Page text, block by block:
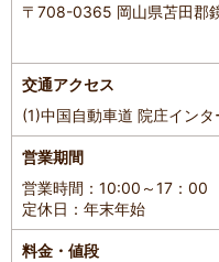
苺大福ができたらスタッフ
ピザ生地は焼成されている
机に戻って苺をゆで卵スラ
ッピング用の生クリームや
みで、という流れでした。
で鶏のとさかみたいな形の
がおススメとスタッフさんに
サラダバーも利用できたよ
暗鬼とお腹に余裕がなく利用
〒708-0365 岡山県苫田郡
交通アクセス
(1)中国自動車道 院庄イン
営業期間
営業時間：10:00～17：00
定休日：年末年始
料金・値段